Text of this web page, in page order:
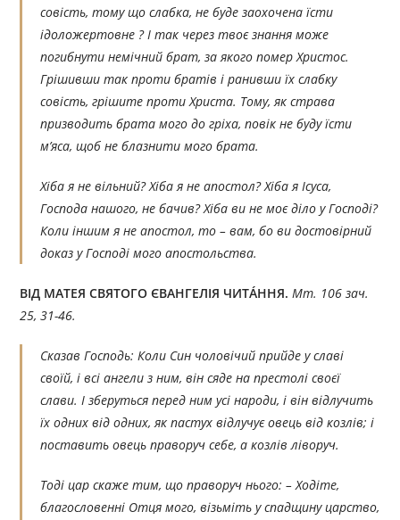
совість, тому що слабка, не буде заохочена їсти
ідоложертовне ? І так через твоє знання може
погибнути немічний брат, за якого помер Христос.
Грішивши так проти братів і ранивши їх слабку
совість, грішите проти Христа. Тому, як страва
призводить брата мого до гріха, повік не буду їсти
м’яса, щоб не блазнити мого брата.
Хіба я не вільний? Хіба я не апостол? Хіба я Ісуса,
Господа нашого, не бачив? Хіба ви не моє діло у Господі?
Коли іншим я не апостол, то – вам, бо ви достовірний
доказ у Господі мого апостольства.
ВІД МАТЕЯ СВЯТОГО ЄВАНГЕЛІЯ ЧИТÁННЯ.Мт. 106 зач.
25, 31-46.
Сказав Господь: Коли Син чоловічий прийде у славі
своїй, і всі ангели з ним, він сяде на престолі своєї
слави. І зберуться перед ним усі народи, і він відлучить
їх одних від одних, як пастух відлучує овець від козлів; і
поставить овець праворуч себе, а козлів ліворуч.
Тоді цар скаже тим, що праворуч нього: – Ходіте,
благословенні Отця мого, візьміть у спадщину царство,